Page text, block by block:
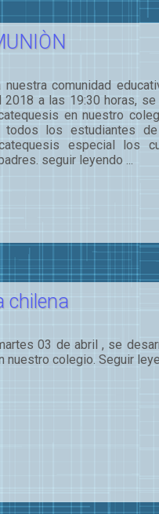
comunidad
a las 19:30 horas, se
en nuestro
los estudiantes
especial los
seguir leyendo ...
chilena
03 de abril , se
nuestro colegio. Seguir